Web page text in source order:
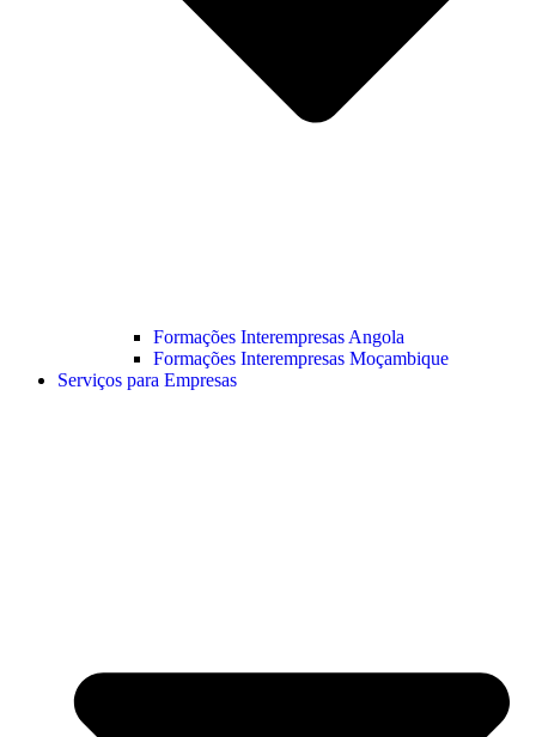
Formações Interempresas Angola
Formações Interempresas Moçambique
Serviços para Empresas